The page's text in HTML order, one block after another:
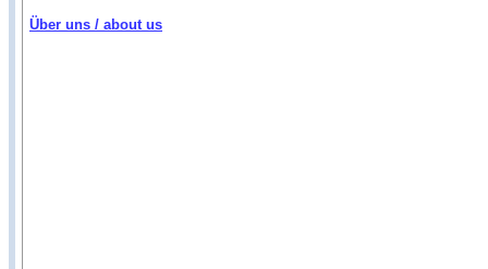
Über uns / about us